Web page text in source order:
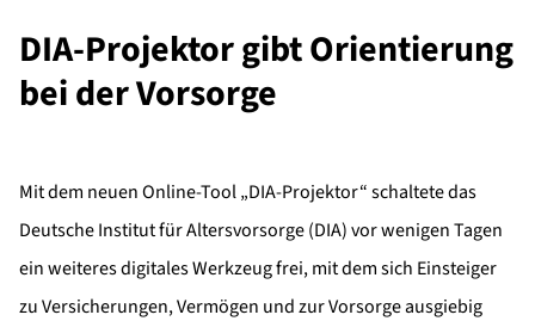
DIA-Projektor gibt Orientierung
bei der Vorsorge
Mit dem neuen Online-Tool „DIA-Projektor“ schaltete das
Deutsche Institut für Altersvorsorge (DIA) vor wenigen Tagen
ein weiteres digitales Werkzeug frei, mit dem sich Einsteiger
zu Versicherungen, Vermögen und zur Vorsorge ausgiebig